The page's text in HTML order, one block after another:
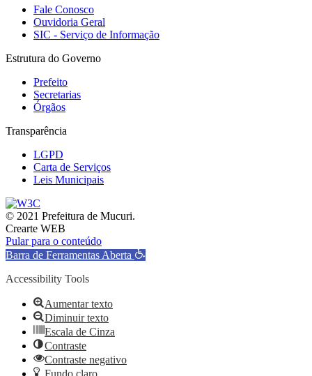
Fale Conosco
Ouvidoria Geral
SIC - Serviço de Informação
Estrutura do Governo
Prefeito
Secretarias
Órgãos
Transparência
LGPD
Carta de Serviços
Leis Municipais
© 2021 Prefeitura de Mucuri.
Crearte WEB
Pular para o conteúdo
Barra de Ferramentas Aberta
Accessibility Tools
Aumentar texto
Diminuir texto
Escala de Cinza
Contraste
Contraste negativo
Fundo claro